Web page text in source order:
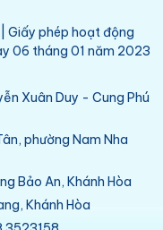
Giấy phép hoạt động
06 tháng 01 năm 2023
Xuân Duy - Cung Phú
phường Nam Nha
Bảo An, Khánh Hòa
Khánh Hòa